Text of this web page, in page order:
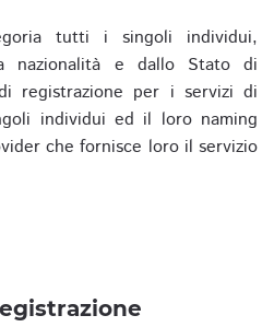
tutti i singoli individui,
nazionalità e dallo Stato di
registrazione per i servizi di
individui ed il loro naming
che fornisce loro il servizio